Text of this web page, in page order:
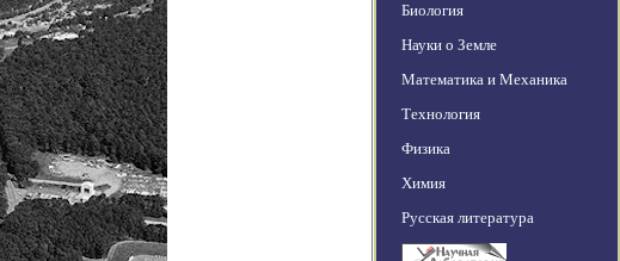
Биология
Науки о Земле
Математика и Механика
Технология
Физика
Химия
Русская литература